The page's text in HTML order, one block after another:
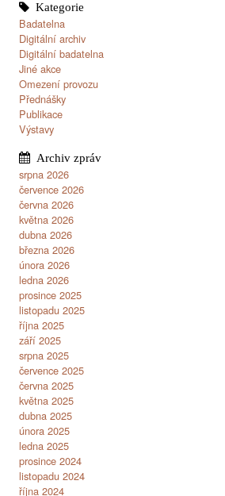
Badatelna
Digitální archiv
Digitální badatelna
Jiné akce
Omezení provozu
Přednášky
Publikace
Výstavy
srpna 2026
července 2026
června 2026
května 2026
dubna 2026
března 2026
února 2026
ledna 2026
prosince 2025
listopadu 2025
října 2025
září 2025
srpna 2025
července 2025
června 2025
května 2025
dubna 2025
února 2025
ledna 2025
prosince 2024
listopadu 2024
října 2024